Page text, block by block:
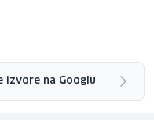
izvore na Googlu